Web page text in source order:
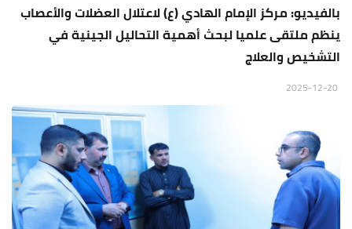
بالفيديو: مركز الإمام الهادي (ع) لاعتلال العضلات والأعصاب
ينظم ملتقى علميا لبحث أهمية التحاليل الجينية في
التشخيص والعلاج